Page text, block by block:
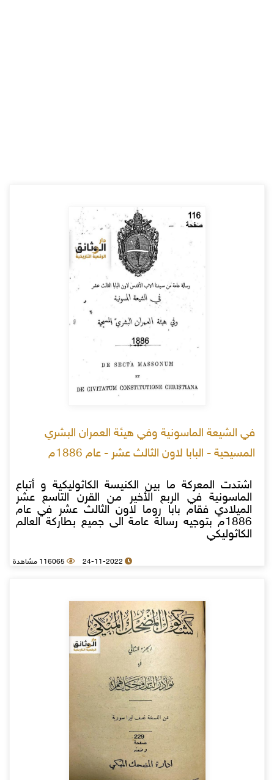
في الشيعة الماسونية وفي هيئة العمران البشري
المسيحية - البابا لاون الثالث عشر - عام 1886م
اشتدت المعركة ما بين الكنيسة الكاثوليكية و أتباع
الماسونية في الربع الأخير من القرن التاسع عشر
الميلادي فقام بابا روما لاون الثالث عشر في عام
1886م بتوجيه رسالة عامة الى جميع بطاركة العالم
الكاثوليكي
24-11-2022 116065 مشاهدة